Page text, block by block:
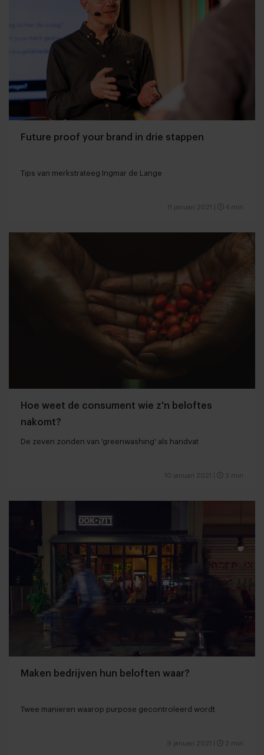
Future proof your brand in drie stappen
Tips van merkstrateeg Ingmar de Lange
11 januari 2021 4 min
Hoe weet de consument wie z'n beloftes
nakomt?
De zeven zonden van 'greenwashing' als handvat
10 januari 2021 3 min
Maken bedrijven hun beloften waar?
Twee manieren waarop purpose gecontroleerd wordt
9 januari 2021 2 min